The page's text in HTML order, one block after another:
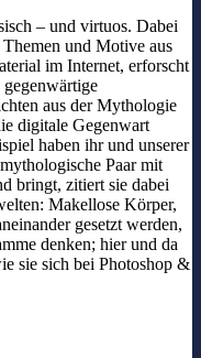
– und virtuos. Dabei
und Motive aus
im Internet, erforscht
aus der Mythologie
digitale Gegenwart
haben ihr und unserer
Paar mit
bringt, zitiert sie dabei
Makellose Körper,
gesetzt werden,
denken; hier und da
sie sich bei Photoshop &